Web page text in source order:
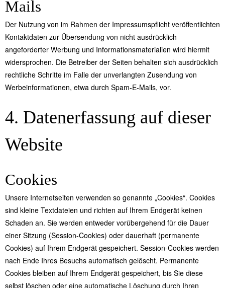
Mails
Der Nutzung von im Rahmen der Impressumspflicht veröffentlichten
Kontaktdaten zur Übersendung von nicht ausdrücklich
angeforderter Werbung und Informationsmaterialien wird hiermit
widersprochen. Die Betreiber der Seiten behalten sich ausdrücklich
rechtliche Schritte im Falle der unverlangten Zusendung von
Werbeinformationen, etwa durch Spam-E-Mails, vor.
4. Datenerfassung auf dieser
Website
Cookies
Unsere Internetseiten verwenden so genannte „Cookies“. Cookies
sind kleine Textdateien und richten auf Ihrem Endgerät keinen
Schaden an. Sie werden entweder vorübergehend für die Dauer
einer Sitzung (Session-Cookies) oder dauerhaft (permanente
Cookies) auf Ihrem Endgerät gespeichert. Session-Cookies werden
nach Ende Ihres Besuchs automatisch gelöscht. Permanente
Cookies bleiben auf Ihrem Endgerät gespeichert, bis Sie diese
selbst löschen oder eine automatische Löschung durch Ihren